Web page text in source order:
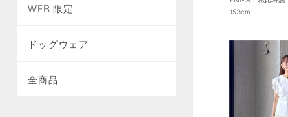
WEB 限定
ドッグウェア
全商品
153cm